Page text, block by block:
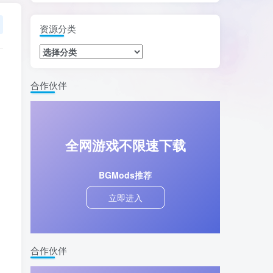
资源分类
合作伙伴
全网游戏不限速下载
BGMods推荐
立即进入
合作伙伴